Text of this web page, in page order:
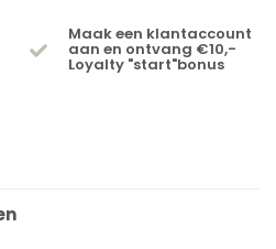
Maak een klantaccount
aan en ontvang €10,-
Loyalty "start"bonus